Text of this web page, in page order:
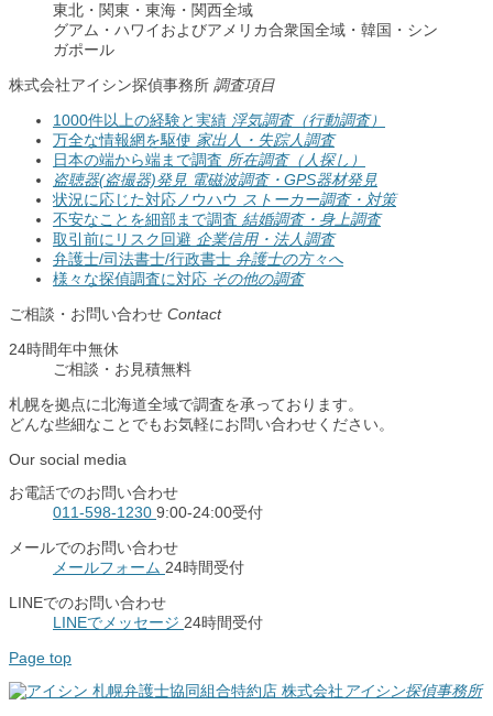
東北・関東・東海・関西全域
グアム・ハワイおよびアメリカ合衆国全域・韓国・シン
ガポール
株式会社アイシン探偵事務所 調査項目
1000件以上の経験と実績 浮気調査（行動調査）
万全な情報網を駆使 家出人・失踪人調査
日本の端から端まで調査 所在調査（人探し）
盗聴器(盗撮器)発見 電磁波調査・GPS器材発見
状況に応じた対応ノウハウ ストーカー調査・対策
不安なことを細部まで調査 結婚調査・身上調査
取引前にリスク回避 企業信用・法人調査
弁護士/司法書士/行政書士 弁護士の方々へ
様々な探偵調査に対応 その他の調査
ご相談・お問い合わせ Contact
24時間年中無休
ご相談 ・ お見積無料
札幌を拠点に北海道全域で調査を承っております。
どんな些細なことでもお気軽にお問い合わせください。
Our social media
お電話でのお問い合わせ
011-598-1230 9:00-24:00受付
メールでのお問い合わせ
メールフォーム 24時間受付
LINEでのお問い合わせ
LINEでメッセージ 24時間受付
Page top
札幌弁護士協同組合特約店 株式会社 アイシン探偵事務所